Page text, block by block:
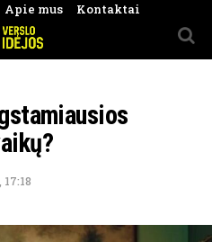
Apie mus Kontaktai
17:18